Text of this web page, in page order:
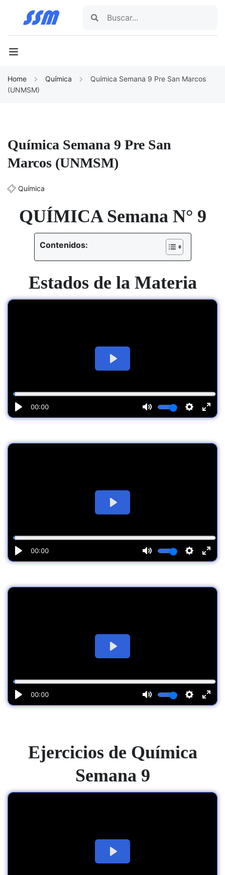
Home Química
Química Semana 9 Pre San Marcos
(UNMSM)
Química Semana 9 Pre San
Marcos (UNMSM)
Química
QUÍMICA Semana N° 9
Contenidos:
Estados de la Materia
Ejercicios de Química
Semana 9